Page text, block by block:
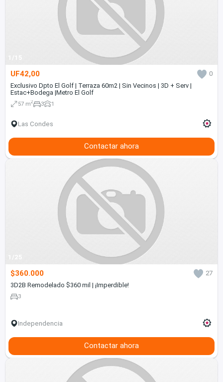
1/15
UF42,00
0
Exclusivo Dpto El Golf | Terraza 60m2 | Sin Vecinos | 3D + Serv |
Estac+Bodega |Metro El Golf
57 m2 3 1
Las Condes
Contactar ahora
1/25
$360.000
27
3D2B Remodelado $360 mil | ¡Imperdible!
3
Independencia
Contactar ahora